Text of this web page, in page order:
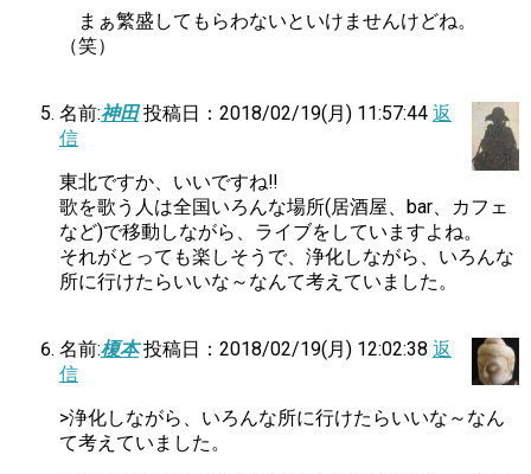
まぁ繁盛してもらわないといけませんけどね。
（笑）
名前:神田 投稿日：2018/02/19(月) 11:57:44 返
信
東北ですか、いいですね‼
歌を歌う人は全国いろんな場所(居酒屋、bar、カフェ
など)で移動しながら、ライブをしていますよね。
それがとっても楽しそうで、浄化しながら、いろんな
所に行けたらいいな～なんて考えていました。
名前:榎本 投稿日：2018/02/19(月) 12:02:38 返
信
>浄化しながら、いろんな所に行けたらいいな～なん
て考えていました。